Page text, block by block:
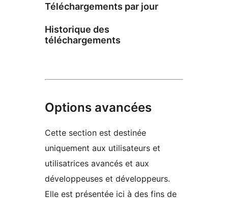
Téléchargements par jour
Historique des
téléchargements
Options avancées
Cette section est destinée
uniquement aux utilisateurs et
utilisatrices avancés et aux
développeuses et développeurs.
Elle est présentée ici à des fins de